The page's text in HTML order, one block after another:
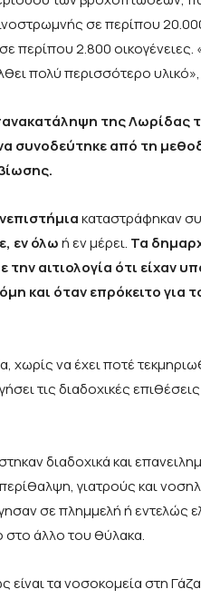
σε περίπου
περίπου 2.800 οικογένειες.
πολύ περισσότερο
της Λωρίδας
συνοδεύτηκε από τη
καταστράφηκαν
εν όλωή εν μέρει. Τα
την αιτιολογία ότι είχαν
και όταν επρόκειτο για
χωρίς να έχει ποτέ
τις διαδοχικές
διαδοχικά και
γιατρούς και
σε πλημμελή ή εντελώς
στο άλλο του θύλακα.
τα νοσοκομεία στη